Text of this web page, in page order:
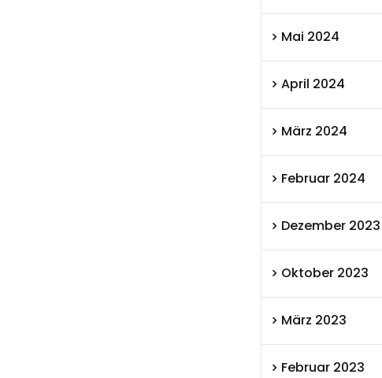
Mai 2024
April 2024
März 2024
Februar 2024
Dezember 2023
Oktober 2023
März 2023
Februar 2023